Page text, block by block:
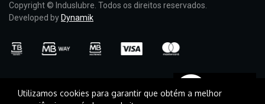
Copyright © Induslubre. Todos os direitos reservados.
Developed by Dynamik
Utilizamos cookies para garantir que obtém a melhor